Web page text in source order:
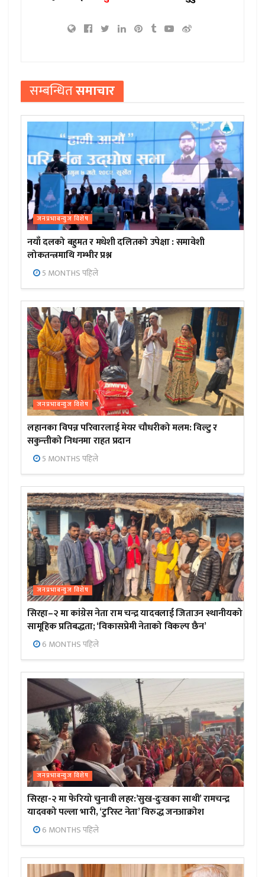
सम्बन्धितसमाचार
जनप्रभाबन्युज विशेष
नयाँ दलको बहुमत र मधेशी दलितको उपेक्षा : समावेशी
लोकतन्त्रमाथि गम्भीर प्रश्न
5 MONTHS पहिले
जनप्रभाबन्युज विशेष
लहानका विपन्न परिवारलाई मेयर चौधरीको मलम: विल्टु र
सकुन्तीको निधनमा राहत प्रदान
5 MONTHS पहिले
जनप्रभाबन्युज विशेष
सिरहा–२ मा कांग्रेस नेता राम चन्द्र यादवलाई जिताउन स्थानीयको
सामूहिक प्रतिबद्धता; ‘विकासप्रेमी नेताको विकल्प छैन’
6 MONTHS पहिले
जनप्रभाबन्युज विशेष
सिरहा-२ मा फेरियो चुनावी लहर:’सुख-दुःखका साथी’ रामचन्द्र
यादवको पल्ला भारी, ‘टुरिस्ट नेता’ विरुद्ध जनआक्रोश
6 MONTHS पहिले